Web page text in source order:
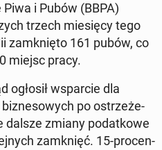
i Pubów (BBPA)
trzech mie­się­cy tego
za­mknię­to 161 pubów, co
miejsc pracy.
ogłosił wspar­cie dla
po ostrze­że­
​​dal­sze zmiany po­dat­ko­we
za­mknięć. 15-pro­cen­